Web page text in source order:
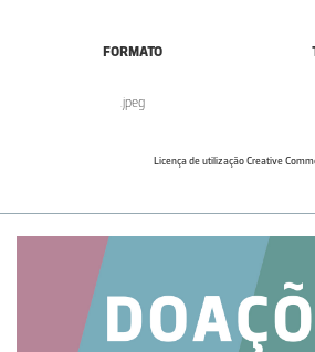
FORMATO
.jpeg
Licença de utilização Creative